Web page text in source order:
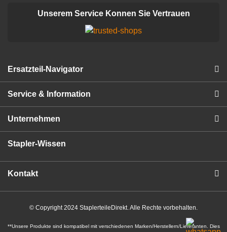
Unserem Service Konnen Sie Vertrauen
Ersatzteil-Navigator
Service & Information
Unternehmen
Stapler-Wissen
Kontakt
© Copyright 2024 StaplerteileDirekt. Alle Rechte vorbehalten.
**Unsere Produkte sind kompatibel mit verschiedenen Marken/Herstellern/Lieferanten. Dies